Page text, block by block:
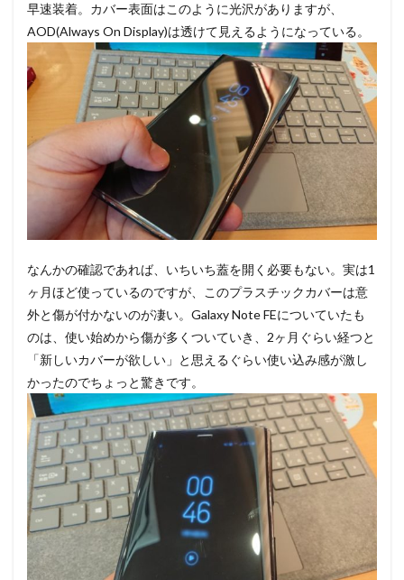
早速装着。カバー表面はこのように光沢がありますが、
AOD(Always On Display)は透けて見えるようになっている。
なんかの確認であれば、いちいち蓋を開く必要もない。実は1
ヶ月ほど使っているのですが、このプラスチックカバーは意
外と傷が付かないのが凄い。Galaxy Note FEについていたも
のは、使い始めから傷が多くついていき、2ヶ月ぐらい経つと
「新しいカバーが欲しい」と思えるぐらい使い込み感が激し
かったのでちょっと驚きです。